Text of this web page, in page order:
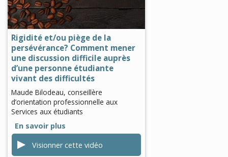
of
0
seconds
Rigidité et/ou piège de la
persévérance? Comment mener
une discussion difficile auprès
d’une personne étudiante
vivant des difficultés
Maude Bilodeau, conseillère
d’orientation professionnelle aux
Services aux étudiants
En savoir plus
Visionner cette vidéo